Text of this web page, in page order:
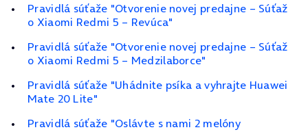
Pravidlá súťaže "Otvorenie novej predajne – Súťaž
o Xiaomi Redmi 5 – Revúca"
Pravidlá súťaže "Otvorenie novej predajne – Súťaž
o Xiaomi Redmi 5 – Medzilaborce"
Pravidlá súťaže "Uhádnite psíka a vyhrajte Huawei
Mate 20 Lite"
Pravidlá súťaže "Oslávte s nami 2 melóny